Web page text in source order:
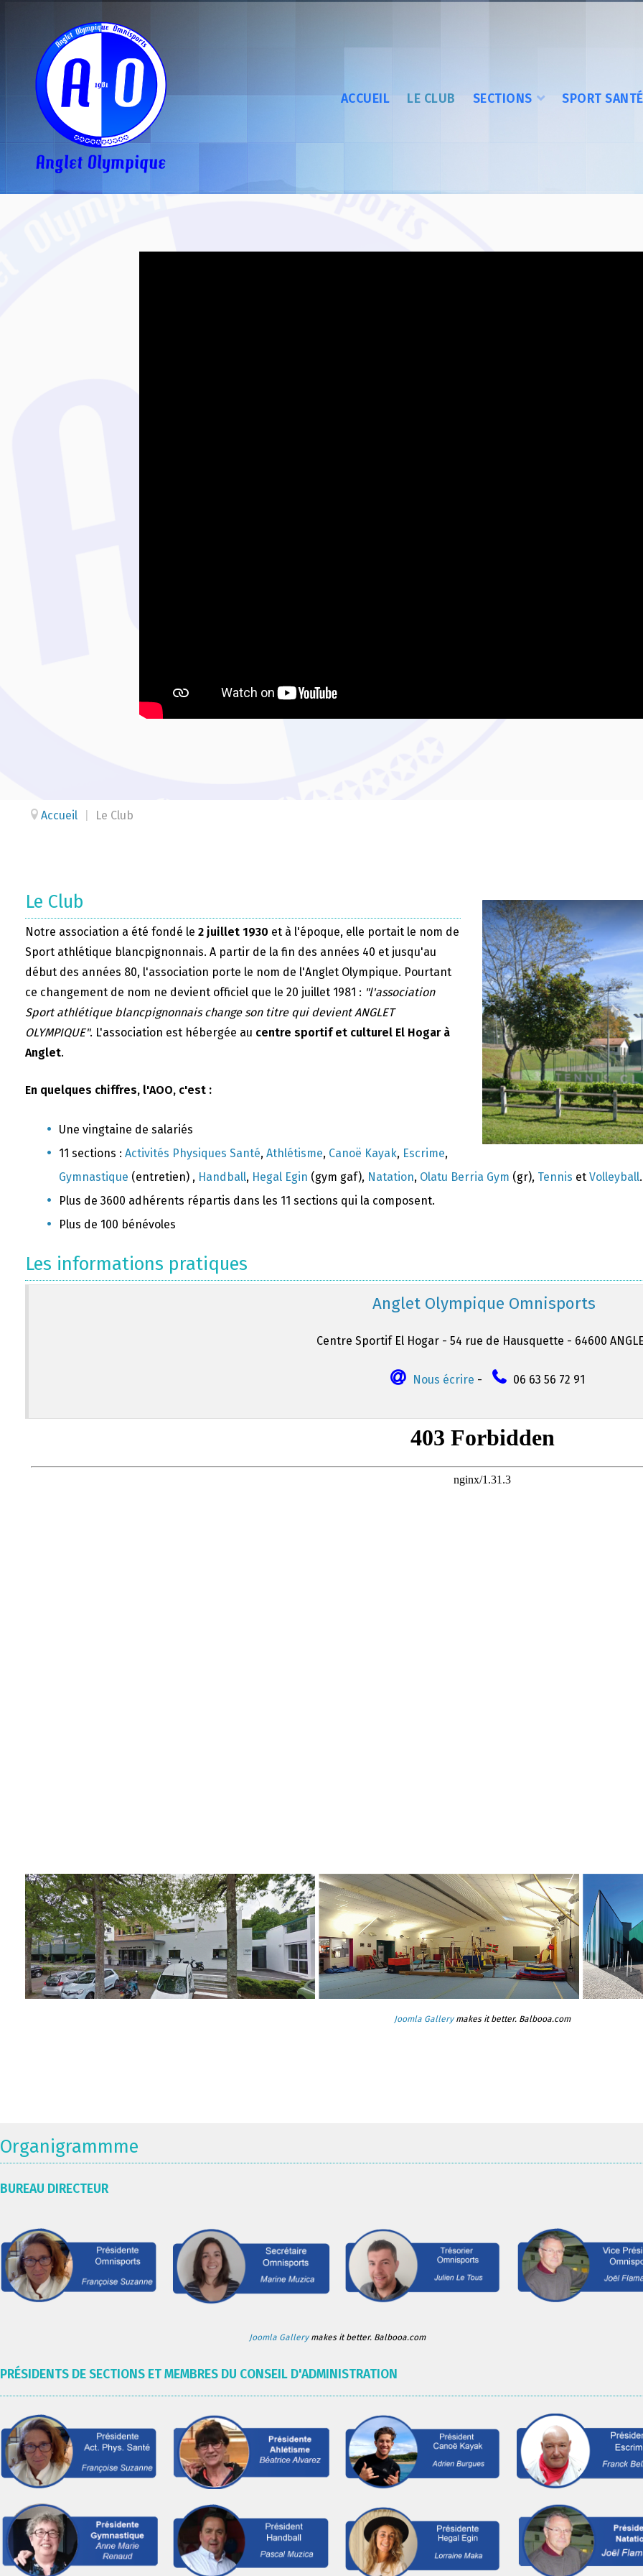
ACCUEIL LE CLUB SECTIONS SPORT SANTÉ
Accueil Le Club
Le Club
Notre association a été fondé le 2 juillet 1930 et à l'époque, elle portait le nom de
Sport athlétique blancpignonnais. A partir de la fin des années 40 et jusqu'au
début des années 80, l'association porte le nom de l'Anglet Olympique. Pourtant
ce changement de nom ne devient officiel que le 20 juillet 1981 : "l'association
Sport athlétique blancpignonnais change son titre qui devient ANGLET
OLYMPIQUE". L'association est hébergée au centre sportif et culturel El Hogar à
Anglet.
En quelques chiffres, l'AOO, c'est :
Une vingtaine de salariés
11 sections : Activités Physiques Santé, Athlétisme, Canoë Kayak, Escrime,
Gymnastique (entretien) , Handball, Hegal Egin (gym gaf), Natation, Olatu Berria Gym (gr), Tennis et Volleyball.
Plus de 3600 adhérents répartis dans les 11 sections qui la composent.
Plus de 100 bénévoles
Les informations pratiques
Anglet Olympique Omnisports
Centre Sportif El Hogar - 54 rue de Hausquette - 64600
Nous écrire - 06 63 56 72 91
Joomla Gallerymakes it better. Balbooa.com
Organigrammme
BUREAU DIRECTEUR
Joomla Gallerymakes it better. Balbooa.com
PRÉSIDENTS DE SECTIONS ET MEMBRES DU CONSEIL D'ADMINISTRATION